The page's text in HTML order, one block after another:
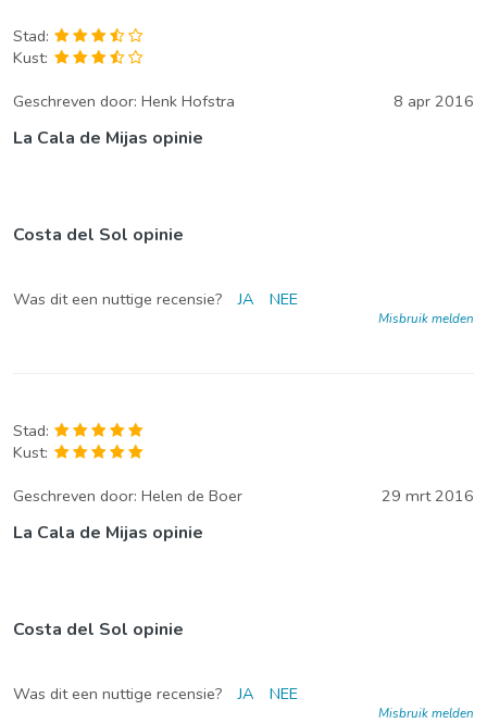
Stad:
Kust:
Geschreven door: Henk Hofstra 8 apr 2016
La Cala de Mijas opinie
Costa del Sol opinie
Was dit een nuttige recensie? JA NEE
Misbruik melden
Stad:
Kust:
Geschreven door: Helen de Boer 29 mrt 2016
La Cala de Mijas opinie
Costa del Sol opinie
Was dit een nuttige recensie? JA NEE
Misbruik melden